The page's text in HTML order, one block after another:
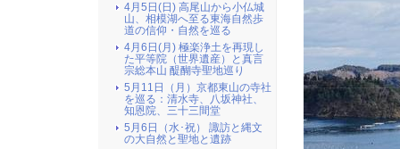
4月5日(日) 高尾山から小仏城
山、相模湖へ至る東海自然歩
道の信仰・自然を巡る
4月6日(月) 極楽浄土を再現し
た平等院（世界遺産）と真言
宗総本山 醍醐寺聖地巡り
5月11日（月）京都東山の寺社
を巡る：清水寺、八坂神社、
知恩院、三十三間堂
5月6日（水･祝） 諏訪と縄文
の大自然と聖地と遺跡